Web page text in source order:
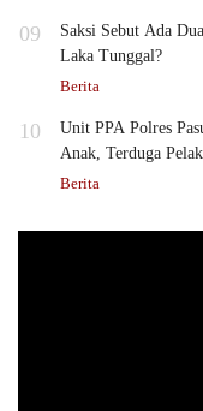
09
Saksi Sebut Ada
Laka Tunggal?
Berita
10
Unit PPA Polres
Anak, Terduga
Berita